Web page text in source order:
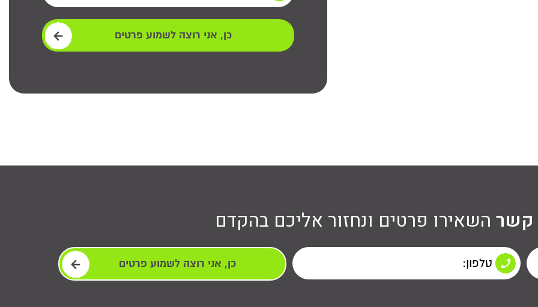
קשר השאירו פרטים ונחזור אליכם בהקדם